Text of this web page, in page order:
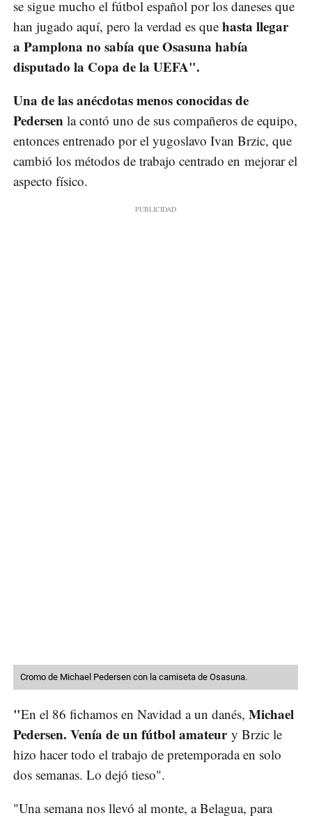
se sigue mucho el fútbol español por los daneses que
han jugado aquí, pero la verdad es que hasta llegar
a Pamplona no sabía que Osasuna había
disputado la Copa de la UEFA".
Una de las anécdotas menos conocidas de
Pedersen la contó uno de sus compañeros de equipo,
entonces entrenado por el yugoslavo Ivan Brzic, que
cambió los métodos de trabajo centrado en mejorar el
aspecto físico.
Cromo de Michael Pedersen con la camiseta de Osasuna.
"En el 86 fichamos en Navidad a un danés, Michael
Pedersen. Venía de un fútbol amateur y Brzic le
hizo hacer todo el trabajo de pretemporada en solo
dos semanas. Lo dejó tieso".
"Una semana nos llevó al monte, a Belagua, para